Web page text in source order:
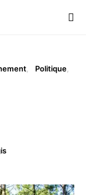
Politique